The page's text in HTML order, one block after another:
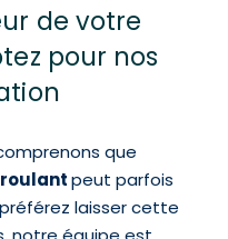
de votre
pour nos
que
peut parfois
laisser cette